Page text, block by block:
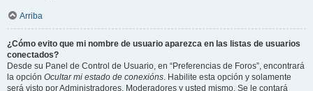
Arriba
¿Cómo evito que mi nombre de usuario aparezca en las listas de usuarios
conectados?
Desde su Panel de Control de Usuario, en “Preferencias de Foros”, encontrará
la opción Ocultar mi estado de conexións. Habilite esta opción y solamente
será visto por Administradores, Moderadores y usted mismo. Se le contará